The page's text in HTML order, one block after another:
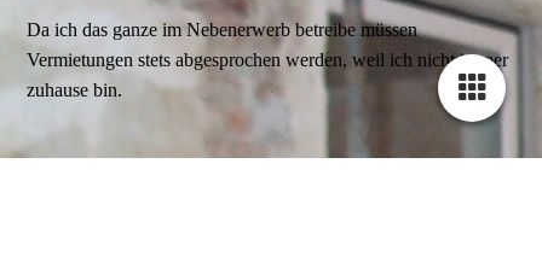
Da ich das ganze im Nebenerwerb betreibe müssen
Vermietungen stets abgesprochen werden, weil ich nicht immer
zuhause bin.